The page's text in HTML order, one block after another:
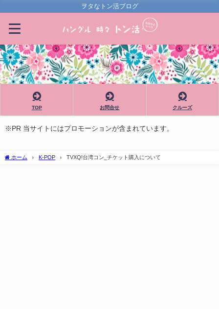
ヲタなトン活ブログ
TOP お問合せ クルーズ
※PR 当サイトにはプロモーションが含まれています。
ホーム K-POP TVXQ!台湾コン_チケット購入について